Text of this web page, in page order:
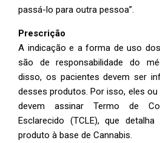
passá-lo para outra pessoa”.
Prescrição
A indicação e a forma de uso
são de responsabilidade do
disso, os pacientes devem ser
desses produtos. Por isso, eles
devem assinar Termo de
Esclarecido (TCLE), que
produto à base de Cannabis.